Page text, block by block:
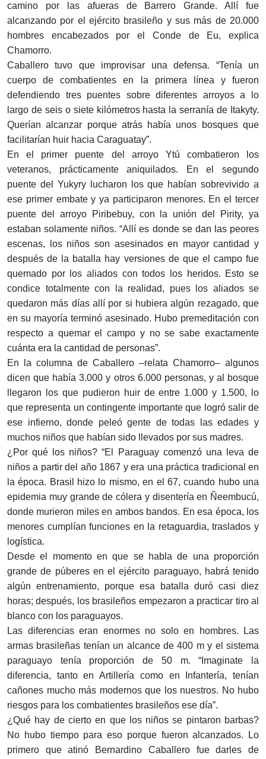
camino por las afueras de Barrero Grande. Allí fue
alcanzando por el ejército brasileño y sus más de 20.000
hombres encabezados por el Conde de Eu, explica
Chamorro.
Caballero tuvo que improvisar una defensa. “Tenía un
cuerpo de combatientes en la primera línea y fueron
defendiendo tres puentes sobre diferentes arroyos a lo
largo de seis o siete kilómetros hasta la serranía de Itakyty.
Querían alcanzar porque atrás había unos bosques que
facilitarían huir hacia Caraguatay”.
En el primer puente del arroyo Ytú combatieron los
veteranos, prácticamente aniquilados. En el segundo
puente del Yukyry lucharon los que habían sobrevivido a
ese primer embate y ya participaron menores. En el tercer
puente del arroyo Piribebuy, con la unión del Pirity, ya
estaban solamente niños. “Allí es donde se dan las peores
escenas, los niños son asesinados en mayor cantidad y
después de la batalla hay versiones de que el campo fue
quemado por los aliados con todos los heridos. Esto se
condice totalmente con la realidad, pues los aliados se
quedaron más días allí por si hubiera algún rezagado, que
en su mayoría terminó asesinado. Hubo premeditación con
respecto a quemar el campo y no se sabe exactamente
cuánta era la cantidad de personas”.
En la columna de Caballero –relata Chamorro– algunos
dicen que había 3.000 y otros 6.000 personas, y al bosque
llegaron los que pudieron huir de entre 1.000 y 1.500, lo
que representa un contingente importante que logró salir de
ese infierno, donde peleó gente de todas las edades y
muchos niños que habían sido llevados por sus madres.
¿Por qué los niños? “El Paraguay comenzó una leva de
niños a partir del año 1867 y era una práctica tradicional en
la época. Brasil hizo lo mismo, en el 67, cuando hubo una
epidemia muy grande de cólera y disentería en Ñeembucú,
donde murieron miles en ambos bandos. En esa época, los
menores cumplían funciones en la retaguardia, traslados y
logística.
Desde el momento en que se habla de una proporción
grande de púberes en el ejército paraguayo, habrá tenido
algún entrenamiento, porque esa batalla duró casi diez
horas; después, los brasileños empezaron a practicar tiro al
blanco con los paraguayos.
Las diferencias eran enormes no solo en hombres. Las
armas brasileñas tenían un alcance de 400 m y el sistema
paraguayo tenía proporción de 50 m. “Imaginate la
diferencia, tanto en Artillería como en Infantería, tenían
cañones mucho más modernos que los nuestros. No hubo
riesgos para los combatientes brasileños ese día”.
¿Qué hay de cierto en que los niños se pintaron barbas?
No hubo tiempo para eso porque fueron alcanzados. Lo
primero que atinó Bernardino Caballero fue darles de